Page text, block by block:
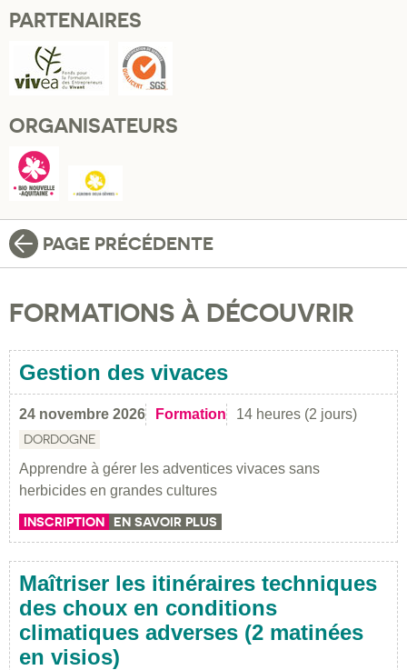
PARTENAIRES
ORGANISATEURS
PAGE PRÉCÉDENTE
FORMATIONS À DÉCOUVRIR
Gestion des vivaces
24 novembre 2026 Formation 14 heures (2 jours)
DORDOGNE
Apprendre à gérer les adventices vivaces sans
herbicides en grandes cultures
INSCRIPTION EN SAVOIR PLUS
Maîtriser les itinéraires techniques
des choux en conditions
climatiques adverses (2 matinées
en visios)